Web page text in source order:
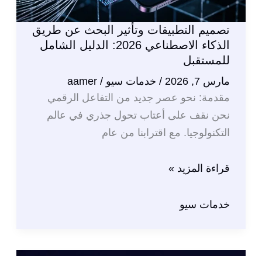
تصميم التطبيقات وتأثير البحث عن طريق
الذكاء الاصطناعي 2026: الدليل الشامل
للمستقبل
مارس 7, 2026 / خدمات سيو /
aamer
مقدمة: نحو عصر جديد من التفاعل الرقمي
نحن نقف على أعتاب تحول جذري في عالم
التكنولوجيا. مع اقترابنا من عام
تصميم
وتأثير
قراءة المزيد »
خدمات سيو